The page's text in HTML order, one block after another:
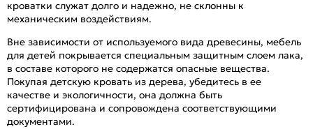
кроватки служат долго и надежно, не склонны к
механическим воздействиям.
Вне зависимости от используемого вида древесины, мебель
для детей покрывается специальным защитным слоем лака,
в составе которого не содержатся опасные вещества.
Покупая детскую кровать из дерева, убедитесь в ее
качестве и экологичности, она должна быть
сертифицирована и сопровождена соответствующими
документами.